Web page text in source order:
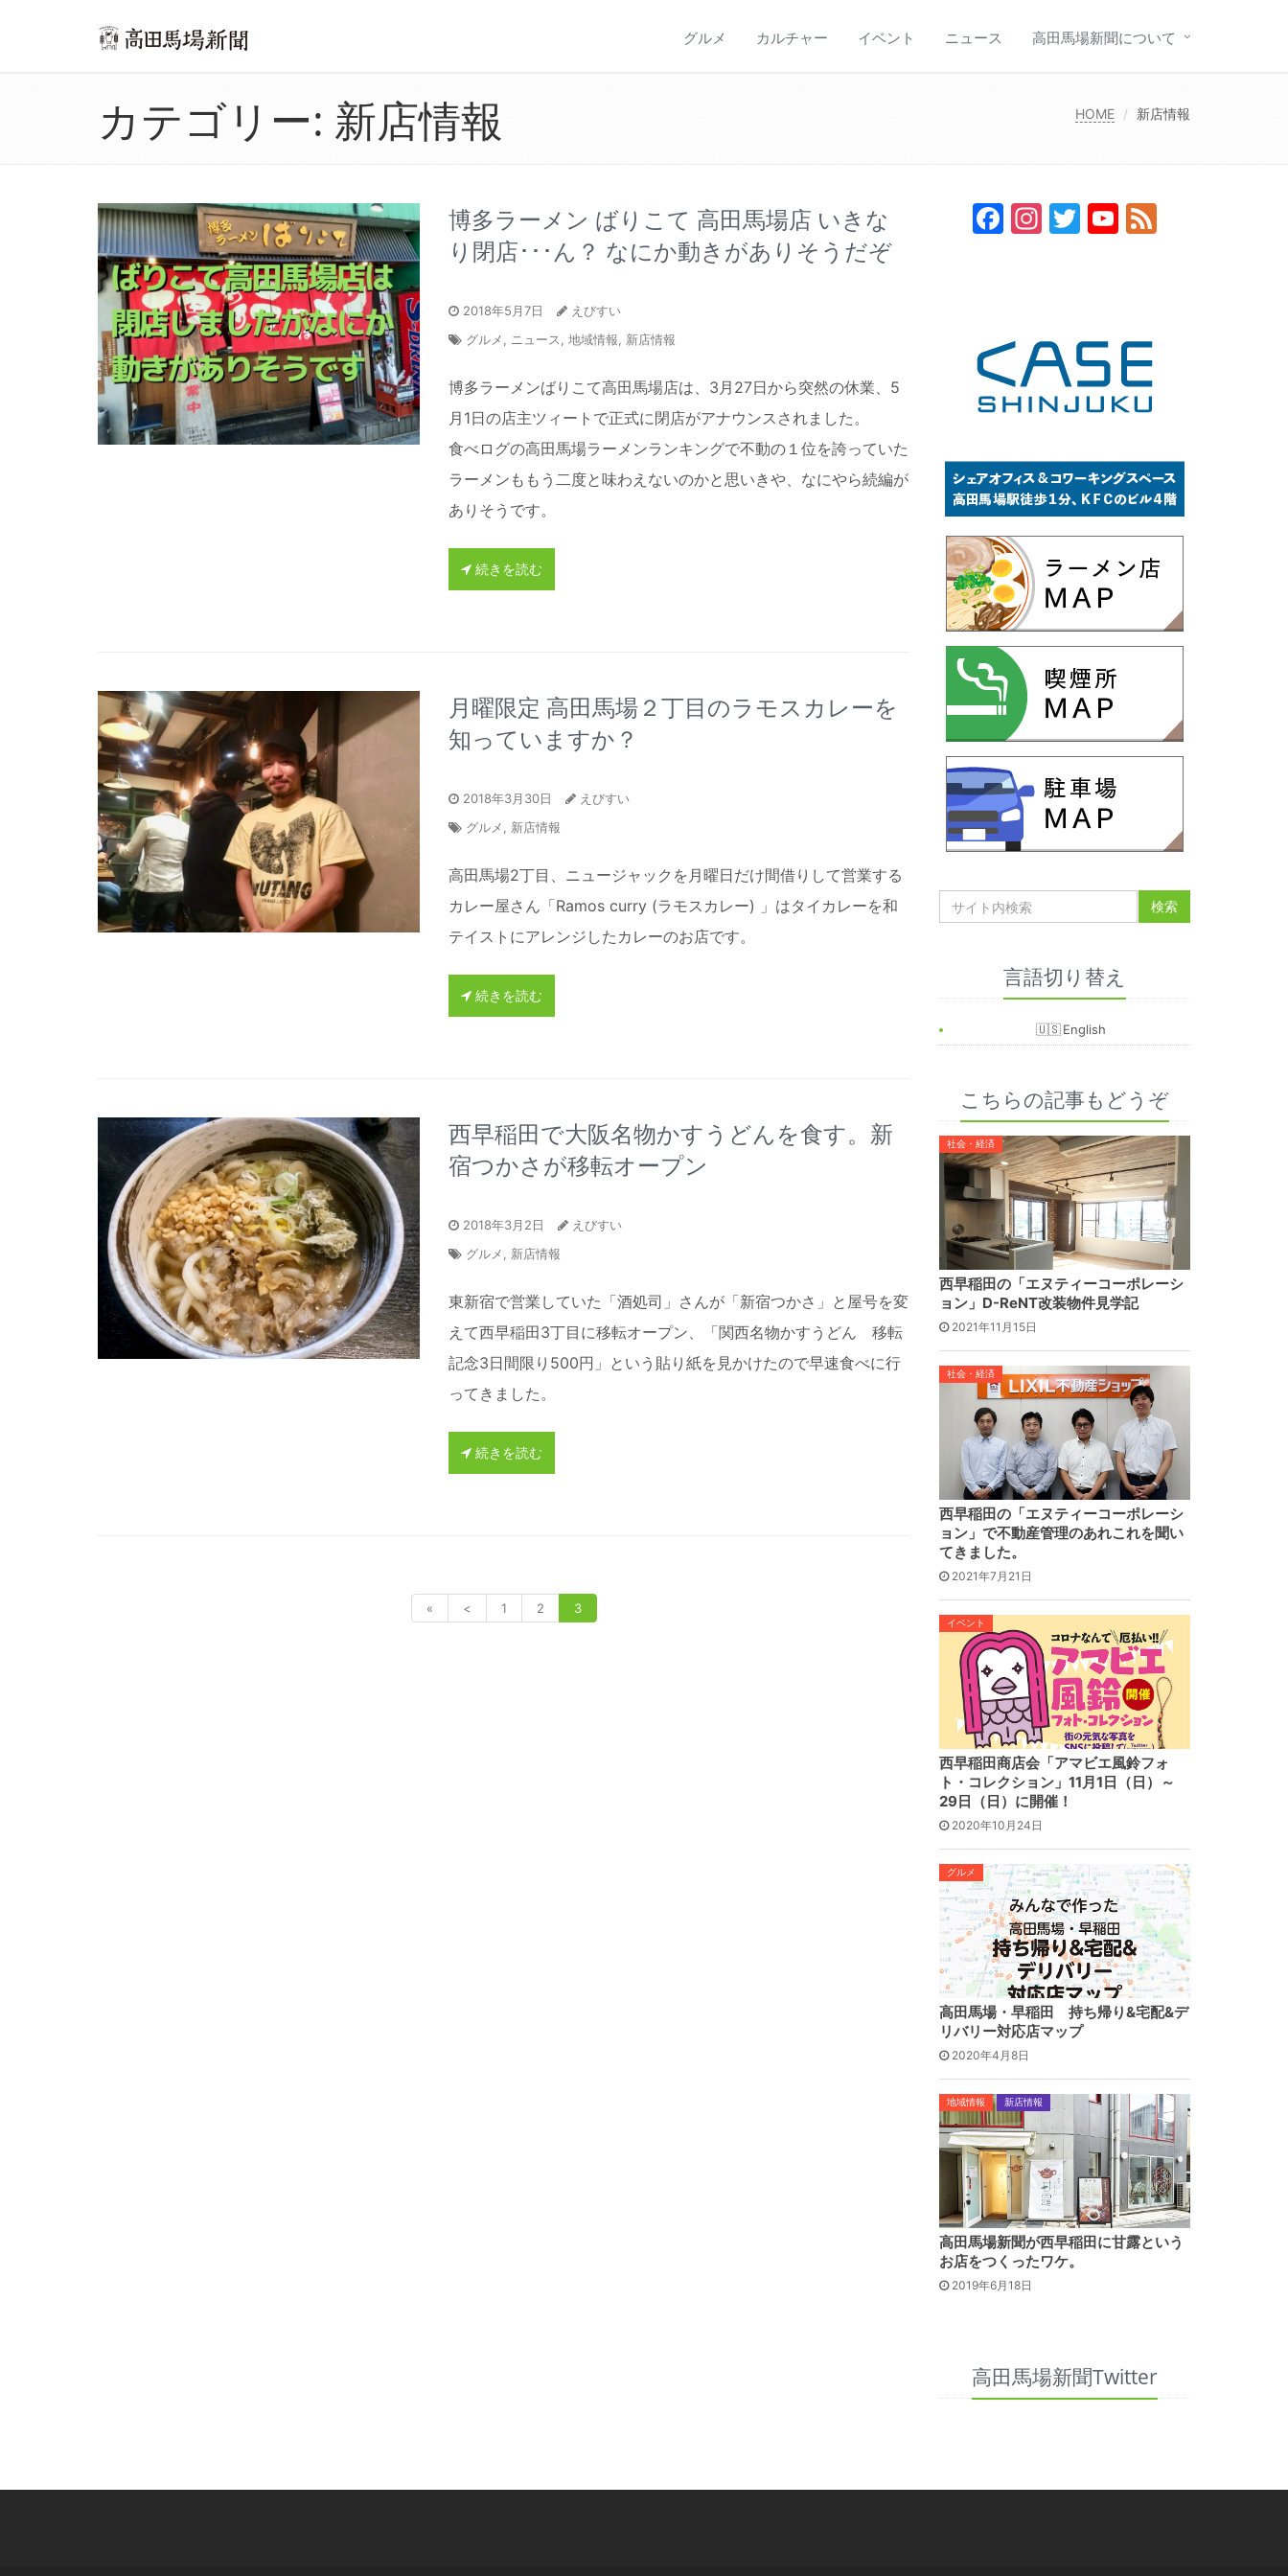
グルメ カルチャー イベント ニュース 高田馬場新聞について
カテゴリー: 新店情報 HOME 新店情報
博多ラーメン ばりこて 高田馬場店 いきな
り閉店･･･ん？ なにか動きがありそうだぞ
2018年5月7日
えびすい
グルメ
ニュース 地域情報 新店情報
博多ラーメンばりこて高田馬場店は、3月27日から突然の休業、5
月1日の店主ツィートで正式に閉店がアナウンスされました。
食べログの高田馬場ラーメンランキングで不動の１位を誇っていた
ラーメンももう二度と味わえないのかと思いきや、なにやら続編が
ありそうです。
続きを読む
月曜限定 高田馬場２丁目のラモスカレーを
知っていますか？
2018年3月30日
えびすい
グルメ
新店情報
高田馬場2丁目、ニュージャックを月曜日だけ間借りして営業する
カレー屋さん「Ramos curry (ラモスカレー) 」はタイカレーを和
テイストにアレンジしたカレーのお店です。
続きを読む
西早稲田で大阪名物かすうどんを食す。新
宿つかさが移転オープン
2018年3月2日
えびすい
グルメ
新店情報
東新宿で営業していた「酒処司」さんが「新宿つかさ」と屋号を変
えて西早稲田3丁目に移転オープン、「関西名物かすうどん 移転
記念3日間限り500円」という貼り紙を見かけたので早速食べに行
ってきました。
続きを読む
« < 1 2 3
Facebook
Instagram
Twitter
YouTube
Feed
言語切り替え
English
こちらの記事もどうぞ
社会・経済
西早稲田の「エヌティーコーポレーシ
ョン」D-ReNT改装物件見学記
2021年11月15日
社会・経済
西早稲田の「エヌティーコーポレーシ
ョン」で不動産管理のあれこれを聞い
てきました。
2021年7月21日
イベント
西早稲田商店会「アマビエ風鈴フォ
ト・コレクション」11月1日（日）～
29日（日）に開催！
2020年10月24日
グルメ
高田馬場・早稲田 持ち帰り&宅配&デ
リバリー対応店マップ
2020年4月8日
地域情報 新店情報
高田馬場新聞が西早稲田に甘露という
お店をつくったワケ。
2019年6月18日
高田馬場新聞Twitter